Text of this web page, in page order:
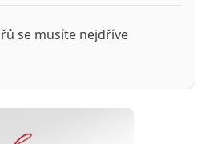
se musíte nejdříve